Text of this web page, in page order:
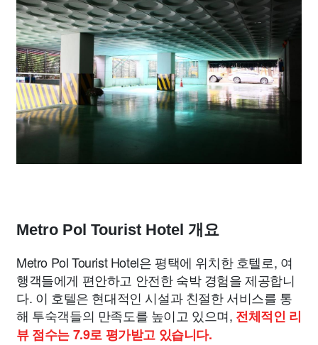
Metro Pol Tourist Hotel 개요
Metro Pol Tourist Hotel은 평택에 위치한 호텔로, 여
행객들에게 편안하고 안전한 숙박 경험을 제공합니
다. 이 호텔은 현대적인 시설과 친절한 서비스를 통
해 투숙객들의 만족도를 높이고 있으며, 전체적인 리
뷰 점수는 7.9로 평가받고 있습니다.